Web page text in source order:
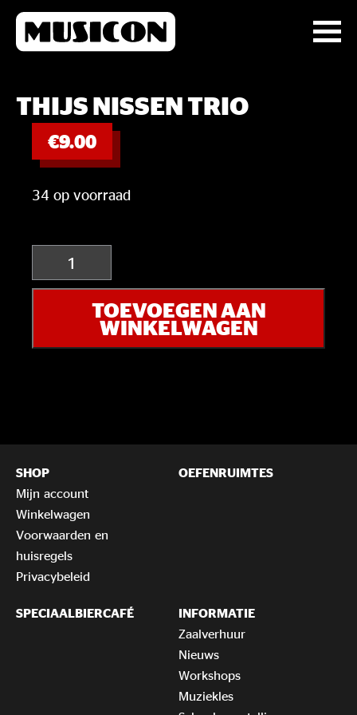
THIJS NISSEN TRIO
€9.00
34 op voorraad
Thijs
Nissen
Trio
TOEVOEGEN AAN
WINKELWAGEN
SHOP
Mijn account
Winkelwagen
Voorwaarden en
huisregels
Privacybeleid
OEFENRUIMTES
SPECIAALBIERCAFÉ
INFORMATIE
Zaalverhuur
Nieuws
Workshops
Muziekles